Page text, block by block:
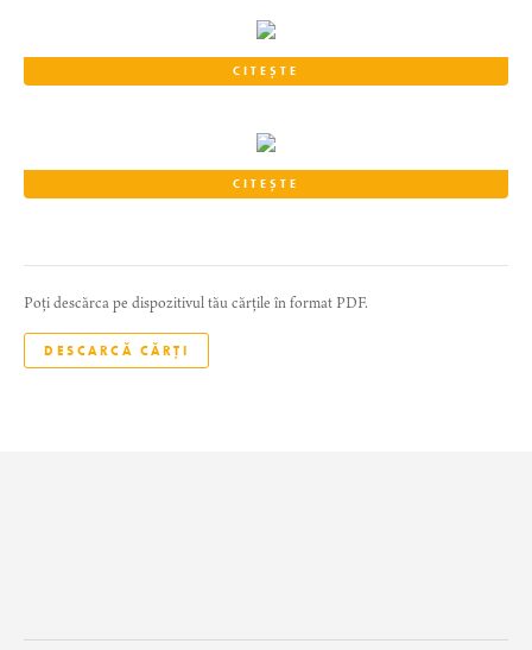
CITEȘTE
CITEȘTE
Poți descărca pe dispozitivul tău cărțile în format PDF.
DESCARCĂ CĂRȚI